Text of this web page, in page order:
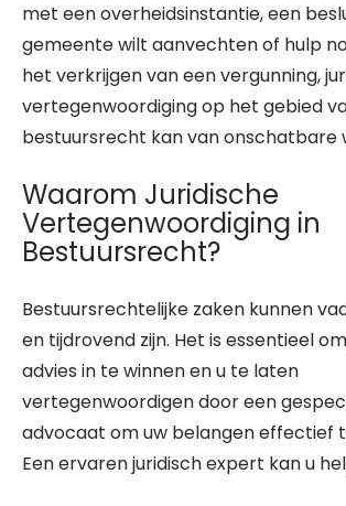
met een overheidsinstantie, een
gemeente wilt aanvechten of hulp
het verkrijgen van een vergunning,
vertegenwoordiging op het gebied
bestuursrecht kan van onschatbare
Waarom Juridische
Vertegenwoordiging in
Bestuursrecht?
Bestuursrechtelijke zaken kunnen
en tijdrovend zijn. Het is essentieel
advies in te winnen en u te laten
vertegenwoordigen door een
advocaat om uw belangen effectief
Een ervaren juridisch expert kan u